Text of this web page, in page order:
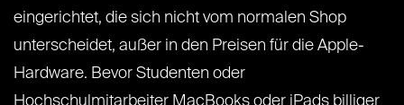
eingerichtet, die sich nicht vom normalen Shop
unterscheidet, außer in den Preisen für die Apple-
Hardware. Bevor Studenten oder
Hochschulmitarbeiter MacBooks oder iPads billiger